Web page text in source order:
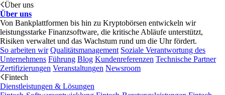
Über uns
Über uns
Von Bankplattformen bis hin zu Kryptobörsen entwickeln wir
leistungsstarke Finanzsoftware, die kritische Abläufe unterstützt,
Risiken verwaltet und das Wachstum rund um die Uhr fördert.
So arbeiten wir Qualitätsmanagement Soziale Verantwortung des
Unternehmens Führung Blog Kundenreferenzen Technische Partner
Zertifizierungen Veranstaltungen Newsroom
Fintech
Dienstleistungen & Lösungen